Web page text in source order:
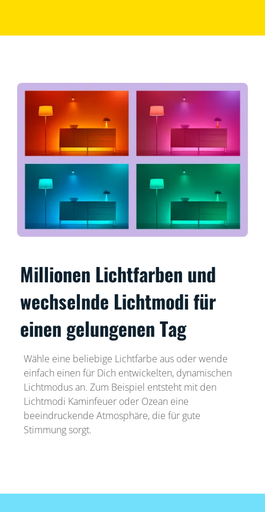
Millionen Lichtfarben und
wechselnde Lichtmodi für
einen gelungenen Tag
Wähle eine beliebige Lichtfarbe aus oder wende
einfach einen für Dich entwickelten, dynamischen
Lichtmodus an. Zum Beispiel entsteht mit den
Lichtmodi Kaminfeuer oder Ozean eine
beeindruckende Atmosphäre, die für gute
Stimmung sorgt.